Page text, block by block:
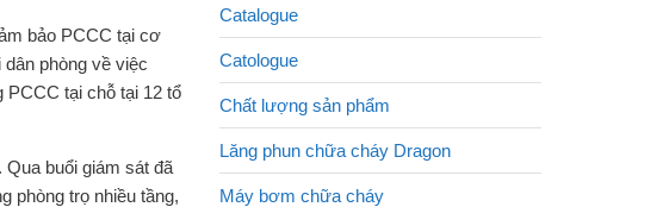
bảo PCCC tại cơ
phòng về việc
tại chỗ tại 12 tổ
buổi giám sát đã
phòng trọ nhiều tầng,
Catalogue
Catologue
Chất lượng sản phẩm
Lăng phun chữa cháy Dragon
Máy bơm chữa cháy